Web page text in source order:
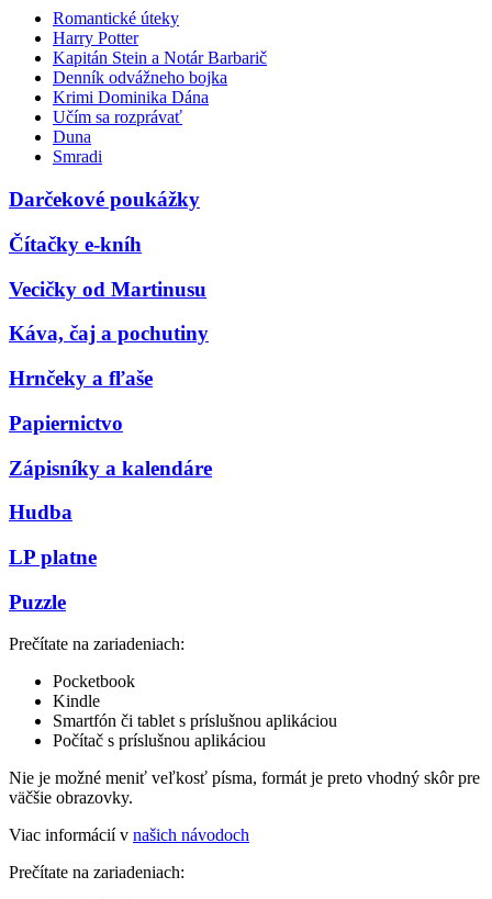
Romantické úteky
Harry Potter
Kapitán Stein a Notár Barbarič
Denník odvážneho bojka
Krimi Dominika Dána
Učím sa rozprávať
Duna
Smradi
Darčekové poukážky
Čítačky e-kníh
Vecičky od Martinusu
Káva, čaj a pochutiny
Hrnčeky a fľaše
Papiernictvo
Zápisníky a kalendáre
Hudba
LP platne
Puzzle
Prečítate na zariadeniach:
Pocketbook
Kindle
Smartfón či tablet s príslušnou aplikáciou
Počítač s príslušnou aplikáciou
Nie je možné meniť veľkosť písma, formát je preto vhodný skôr pre
väčšie obrazovky.
Viac informácií v našich návodoch
Prečítate na zariadeniach: